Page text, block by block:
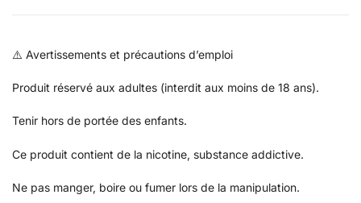
⚠️ Avertissements et précautions d’emploi
Produit réservé aux adultes (interdit aux moins de 18 ans).
Tenir hors de portée des enfants.
Ce produit contient de la nicotine, substance addictive.
Ne pas manger, boire ou fumer lors de la manipulation.